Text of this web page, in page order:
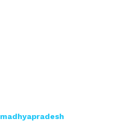
madhyapradesh